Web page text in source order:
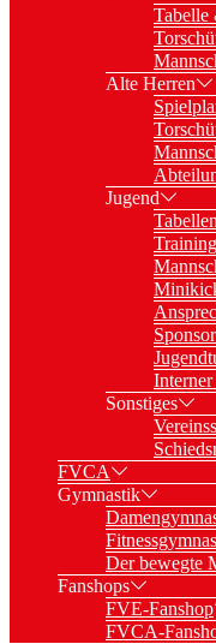
Tabelle
Alte Herren
Jugend
Sonstiges
FVCA
Gymnastik
Der bewegte
Fanshops
FVE-Fanshop
FVCA-